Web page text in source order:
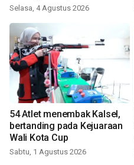
Selasa, 4 Agustus 2026
54 Atlet menembak Kalsel,
bertanding pada Kejuaraan
Wali Kota Cup
Sabtu, 1 Agustus 2026